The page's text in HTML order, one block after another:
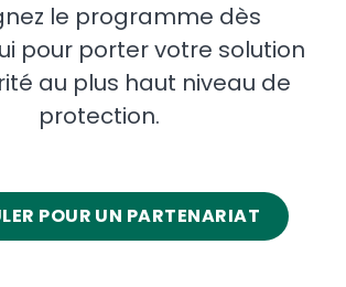
le programme dès
pour porter votre solution
au plus haut niveau de
protection.
POUR UN PARTENARIAT